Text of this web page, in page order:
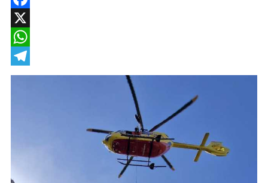
Facebook
X
WhatsApp
Telegram